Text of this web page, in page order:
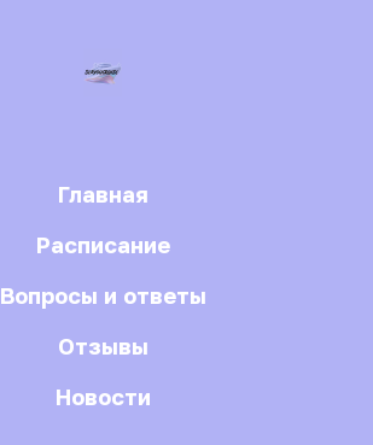
Главная
Расписание
Вопросы и ответы
Отзывы
Новости